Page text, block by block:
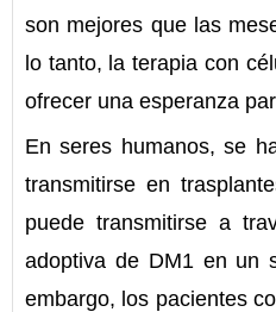
son mejores que las
lo tanto, la terapia con
ofrecer una esperanza
En seres humanos, se
transmitirse en
puede transmitirse a
adoptiva de DM1 en un
embargo, los pacientes